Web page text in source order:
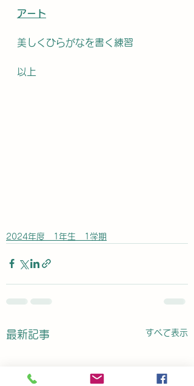
アート
美しくひらがなを書く練習
以上
2024年度 1年生 1学期
最新記事 すべて表示